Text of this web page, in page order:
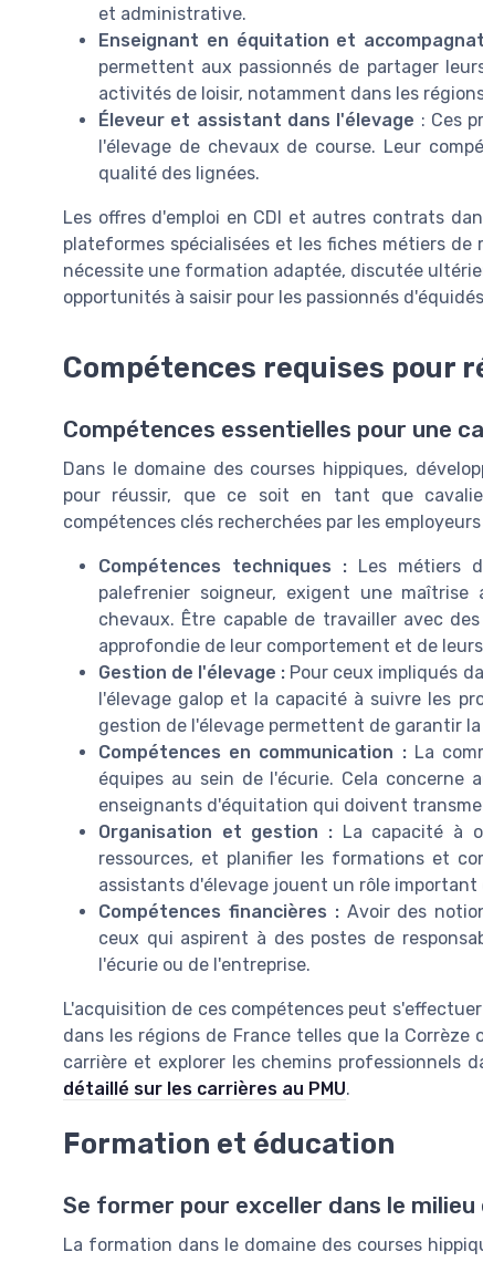
et administrative.
Enseignant en équitation et
permettent aux passionnés de partager
activités de loisir, notamment dans les
Éleveur et assistant dans l'élevage : Ces
l'élevage de chevaux de course. Leur
qualité des lignées.
Les offres d'emploi en CDI et autres contrats
plateformes spécialisées et les fiches métiers de
nécessite une formation adaptée, discutée
opportunités à saisir pour les passionnés
Compétences requises pour
Compétences essentielles pour une
Dans le domaine des courses hippiques,
pour réussir, que ce soit en tant que
compétences clés recherchées par les
Compétences techniques :Les métiers
palefrenier soigneur, exigent une
chevaux. Être capable de travailler avec
approfondie de leur comportement et de
Gestion de l'élevage : Pour ceux impliqués
l'élevage galop et la capacité à suivre les
gestion de l'élevage permettent de garantir
Compétences en communication :La
équipes au sein de l'écurie. Cela concerne
enseignants d'équitation qui doivent
Organisation et gestion :La capacité à
ressources, et planifier les formations et
assistants d'élevage jouent un rôle
Compétences financières :Avoir des
ceux qui aspirent à des postes de
l'écurie ou de l'entreprise.
L'acquisition de ces compétences peut
dans les régions de France telles que la
carrière et explorer les chemins professionnels
détaillé sur les carrières au PMU.
Formation et éducation
Se former pour exceller dans le
La formation dans le domaine des courses